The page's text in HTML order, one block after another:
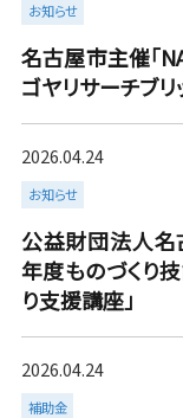
名古屋市主催「
ゴヤリサーチブリ
お知らせ
more
公益財団法人名
年度ものづくり
り支援講座」
2026.04.24
お知らせ
more
2026.04.24
補助金